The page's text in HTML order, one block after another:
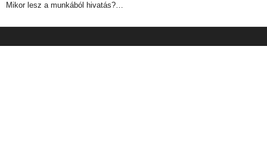
Mikor lesz a munkából hivatás?…